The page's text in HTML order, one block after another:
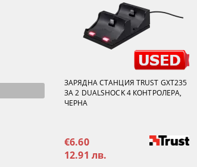
ЗАРЯДНА СТАНЦИЯ TRUST GXT235
ЗА 2 DUALSHOCK 4 КОНТРОЛЕРА,
ЧЕРНА
€6.60
12.91 лв.